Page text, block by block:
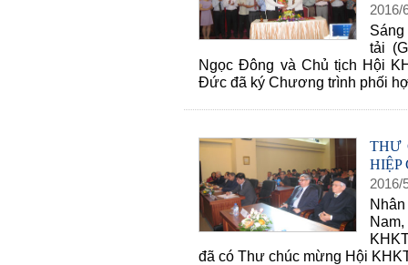
2016/
Sáng
tải
Ngọc Đông và Chủ tịch Hội
Đức đã ký Chương trình phối
THƯ
HIỆP
2016/
đã có Thư chúc mừng Hội